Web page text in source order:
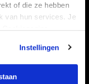
of die ze hebben
van hun services. Je
Instellingen